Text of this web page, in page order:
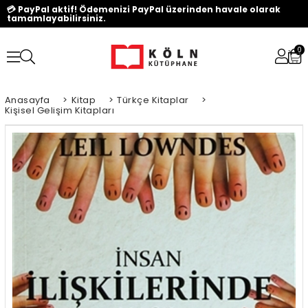
💳 PayPal aktif! Ödemenizi PayPal üzerinden havale olarak
tamamlayabilirsiniz.
0
Anasayfa > Kitap > Türkçe Kitaplar >
Kişisel Gelişim Kitapları